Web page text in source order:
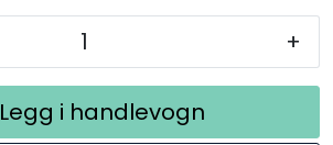
+
Legg i handlevogn